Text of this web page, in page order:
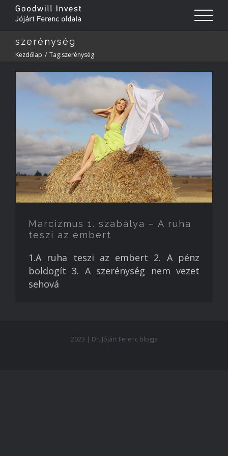
szerénység
Kezdőlap / Tag:szerénység
Marcizmus 1. szabálya – A ruha
teszi az embert
1.A ruha teszi az embert 2. A pénz
boldogít 3. A szerénység nem vezet
sehová
2023 | Dr. Jójárt Ferenc blogja